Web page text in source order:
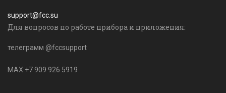
support@fcc.su
Для вопросов по работе прибора и приложения:
телеграмм @fccsupport
MAX +7 909 926 5919